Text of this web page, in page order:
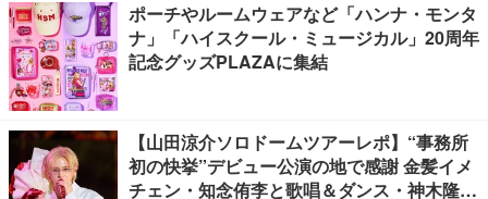
ポーチやルームウェアなど「ハンナ・モンタ
ナ」「ハイスクール・ミュージカル」20周年
記念グッズPLAZAに集結
【山田涼介ソロドームツアーレポ】“事務所
初の快挙”デビュー公演の地で感謝 金髪イメ
チェン・知念侑李と歌唱＆ダンス・神木隆之